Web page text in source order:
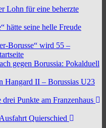
Lohn für eine beherzte
hätte seine helle Freude
Borusse“ wird 55 –
gegen Borussia: Pokalduell
Hangard II – Borussias U23
Punkte am Franzenhaus
Quierschied